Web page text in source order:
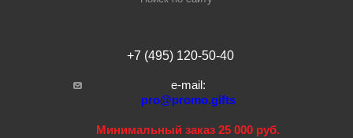
+7 (495) 120-50-40
e-mail:
pro@promo.gifts
Минимальный заказ 25 000 руб.